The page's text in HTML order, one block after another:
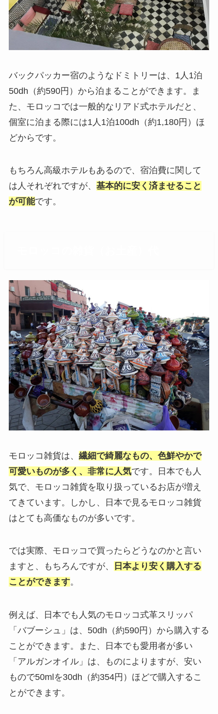
バックパッカー宿のようなドミトリーは、1人1泊
50dh（約590円）から泊まることができます。ま
た、モロッコでは一般的なリアド式ホテルだと、
個室に泊まる際には1人1泊100dh（約1,180円）ほ
どからです。
もちろん高級ホテルもあるので、宿泊費に関して
は人それぞれですが、 基本的に安く済ませること
が可能です。
モロッコ雑貨は、 繊細で綺麗なもの、 色鮮やかで
可愛いものが多く、非常に人気です。日本でも人
気で、モロッコ雑貨を取り扱っているお店が増え
てきています。しかし、日本で見るモロッコ雑貨
はとても高価なものが多いです。
では実際、モロッコで買ったらどうなのかと言い
ますと、もちろんですが、
日本より安く購入する
ことができます。
例えば、日本でも人気のモロッコ式革スリッパ
「バブーシュ」は、50dh（約590円）から購入する
ことができます。また、日本でも愛用者が多い
「アルガンオイル」は、ものによりますが、安い
もので50mlを30dh（約354円）ほどで購入するこ
とができます。